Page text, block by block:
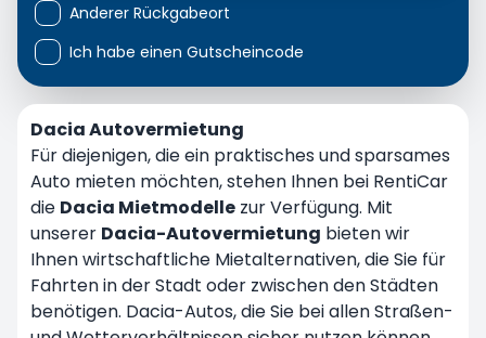
Anderer Rückgabeort
Ich habe einen Gutscheincode
Dacia Autovermietung
Für diejenigen, die ein praktisches und sparsames
Auto mieten möchten, stehen Ihnen bei RentiCar
die Dacia Mietmodelle zur Verfügung. Mit
unserer Dacia-Autovermietung bieten wir
Ihnen wirtschaftliche Mietalternativen, die Sie für
Fahrten in der Stadt oder zwischen den Städten
benötigen. Dacia-Autos, die Sie bei allen Straßen-